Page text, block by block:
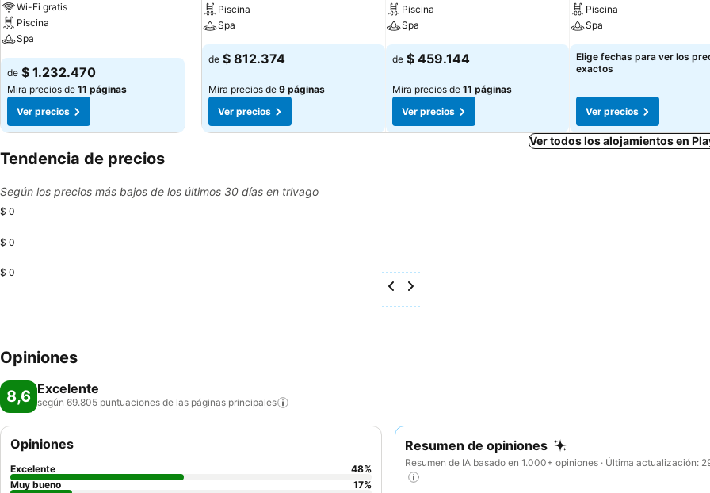
Wi-Fi gratis
Piscina
Spa
de $ 1.232.470
Mira precios de 11 páginas
Ver precios
Piscina
Spa
de $ 812.374
Mira precios de 9 páginas
Ver precios
Piscina
Spa
de $ 459.144
Mira precios de 11 páginas
Ver precios
Piscina
Spa
Elige fechas para ver los
exactos
Ver precios
Ver todos los alojamientos en
Tendencia de precios
Según los precios más bajos de los últimos 30 días en trivago
$ 0
$ 0
$ 0
Opiniones
8,6 Excelente
según 69.805 puntuaciones de las páginas principales
Resumen de opiniones
Resumen de IA basado en 1.000+ opiniones · Última actualización:
Opiniones
Excelente 48%
Muy bueno
17%